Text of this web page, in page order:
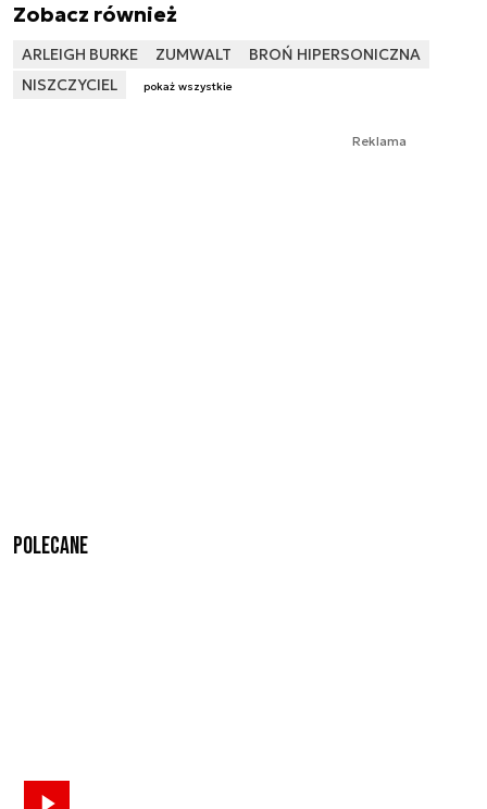
Zobacz również
ARLEIGH BURKE ZUMWALT
BROŃ HIPERSONICZNA
NISZCZYCIEL
pokaż wszystkie
Reklama
Polecane